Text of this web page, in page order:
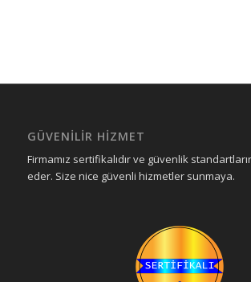
GÜVENILIR HIZMET
Firmamız sertifikalıdır ve güvenlik
eder. Size nice güvenli hizmetler sunmaya.